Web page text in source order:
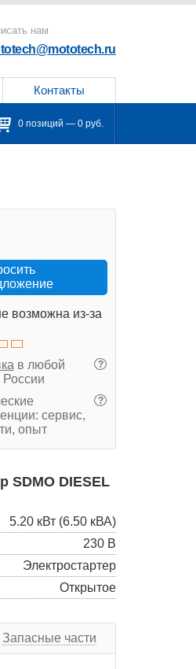
нам
Контакты
0 позиций — 0 руб.
возможна из-за
?
в любой
России
?
сервис,
опыт
SDMO DIESEL
5.20 кВт (6.50 кВА)
230 В
Электростартер
Открытое
Запасные части